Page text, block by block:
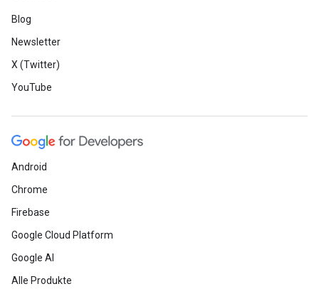
Blog
Newsletter
X (Twitter)
YouTube
Android
Chrome
Firebase
Google Cloud Platform
Google AI
Alle Produkte